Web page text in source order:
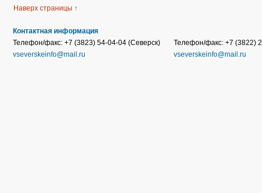
Наверх страницы ↑
Контактная информация
Телефон/факс: +7 (3823) 54-04-04 (Северск)
vseverskeinfo@mail.ru
Телефон/факс: +7 (3822)
vseverskeinfo@mail.ru